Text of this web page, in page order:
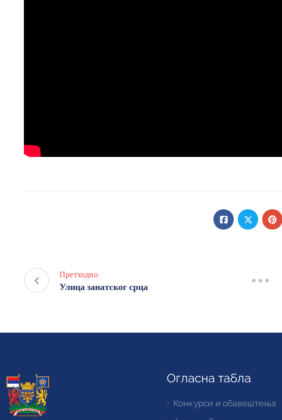
Претходно
Улица занатског срца
Огласна табла
Конкурси и обавештења